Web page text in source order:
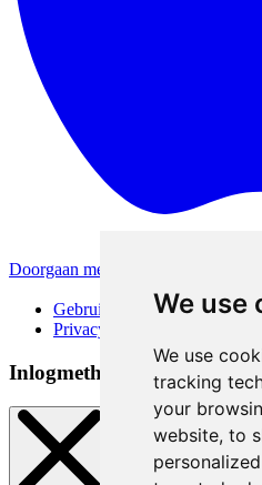
We use
We use
tracking
your
website, to
Doorgaan met Apple
Gebruiksvoorwaarden
Privacybeleid
Inlogmethoden